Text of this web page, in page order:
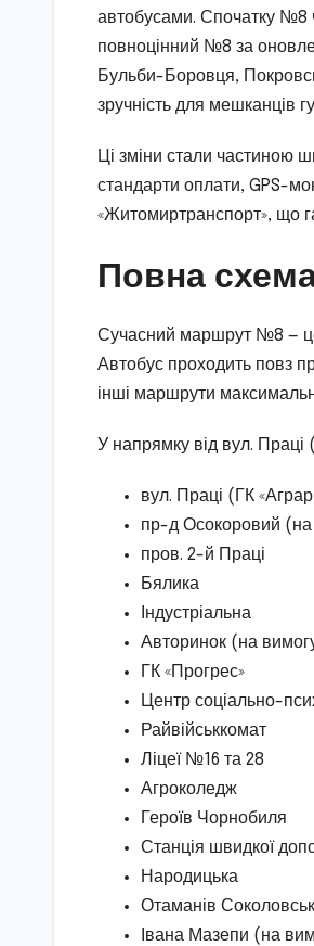
автобусами. Спочатку №8
повноцінний №8 за
Бульби-Боровця,
зручність для мешканців
Ці зміни стали частиною
стандарти оплати, GPS-
«Житомиртранспорт», що
Повна
Сучасний маршрут №8 — це
Автобус проходить повз
інші маршрути
У напрямку від вул.
вул. Праці (ГК
пр-д Осокоровий (на
пров. 2-й Праці
Бялика
Індустріальна
Авторинок (на
ГК «Прогрес»
Центр соціально-
Райвійськкомат
Ліцеї №16 та 28
Агроколедж
Героїв Чорнобиля
Станція швидкої
Народицька
Отаманів
Івана Мазепи (на